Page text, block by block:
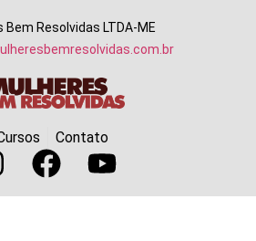
Bem Resolvidas LTDA-ME
Contato